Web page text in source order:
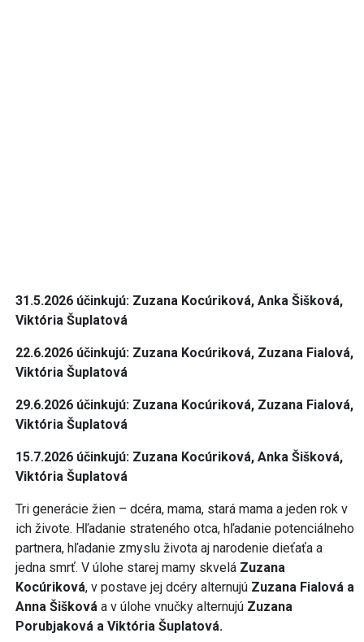
31.5.2026 účinkujú: Zuzana Kocúriková, Anka Šišková,
Viktória Šuplatová
22.6.2026 účinkujú: Zuzana Kocúriková, Zuzana Fialová,
Viktória Šuplatová
29.6.2026 účinkujú: Zuzana Kocúriková, Zuzana Fialová,
Viktória Šuplatová
15.7.2026 účinkujú: Zuzana Kocúriková, Anka Šišková,
Viktória Šuplatová
Tri generácie žien – dcéra, mama, stará mama a jeden rok v
ich živote. Hľadanie strateného otca, hľadanie potenciálneho
partnera, hľadanie zmyslu života aj narodenie dieťaťa a
jedna smrť. V úlohe starej mamy skvelá Zuzana
Kocúriková, v postave jej dcéry alternujú Zuzana Fialová a
Anna Šišková a v úlohe vnučky alternujú Zuzana
Porubjaková a Viktória Šuplatová.